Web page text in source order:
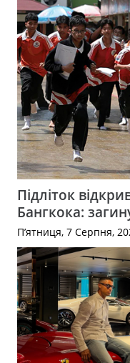
Підліток
Бангкока:
П’ятниця, 7 Серпня,